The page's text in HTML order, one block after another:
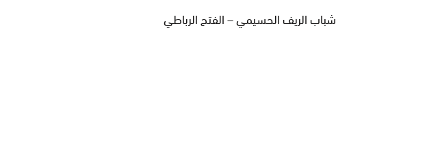
شباب الريف الحسيمي – الفتح الرباطي